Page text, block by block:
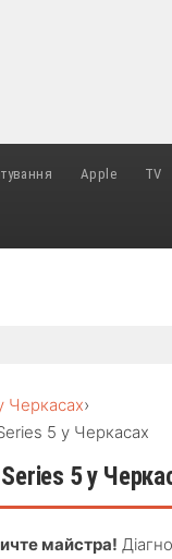
Apple TV
Черкасах›
5 у Черкасах
5 у
майстра!